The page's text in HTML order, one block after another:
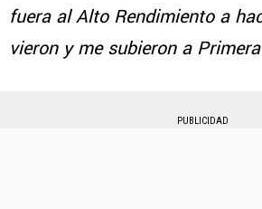
fuera al Alto Rendimiento a
vieron y me subieron a
PUBLICIDAD